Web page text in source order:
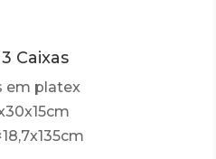
Caixas
em platex